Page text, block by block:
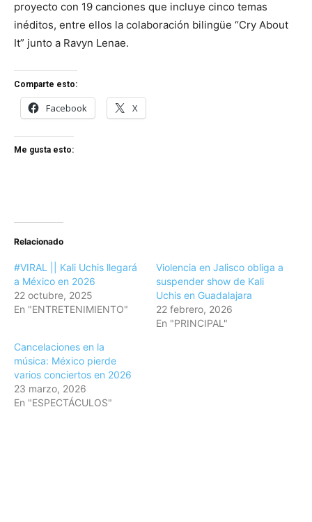
proyecto con 19 canciones que incluye cinco temas
inéditos, entre ellos la colaboración bilingüe “Cry About
It” junto a Ravyn Lenae.
Comparte esto:
Facebook X
Me gusta esto:
Relacionado
#VIRAL || Kali Uchis llegará
a México en 2026
22 octubre, 2025
En "ENTRETENIMIENTO"
Violencia en Jalisco obliga a
suspender show de Kali
Uchis en Guadalajara
22 febrero, 2026
En "PRINCIPAL"
Cancelaciones en la
música: México pierde
varios conciertos en 2026
23 marzo, 2026
En "ESPECTÁCULOS"